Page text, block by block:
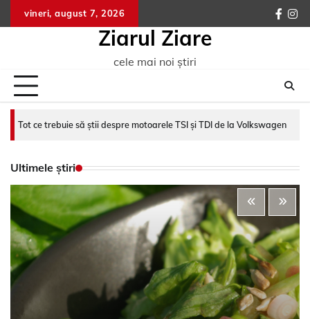
to
vineri, august 7, 2026
Ziarul Ziare
cele mai noi știri
Tot ce trebuie să știi despre motoarele TSI și TDI de la Volkswagen
Ultimele știri